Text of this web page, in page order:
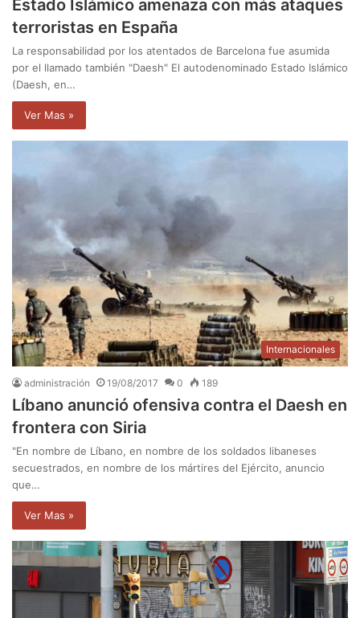
Estado Islámico amenaza con más ataques
terroristas en España
La responsabilidad por los atentados de Barcelona fue asumida
por el llamado también "Daesh" El autodenominado Estado Islámico
(Daesh, en…
Ver Mas »
Internacionales
administración 19/08/2017 0 189
Líbano anunció ofensiva contra el Daesh en
frontera con Siria
"En nombre de Líbano, en nombre de los soldados libaneses
secuestrados, en nombre de los mártires del Ejército, anuncio
que…
Ver Mas »